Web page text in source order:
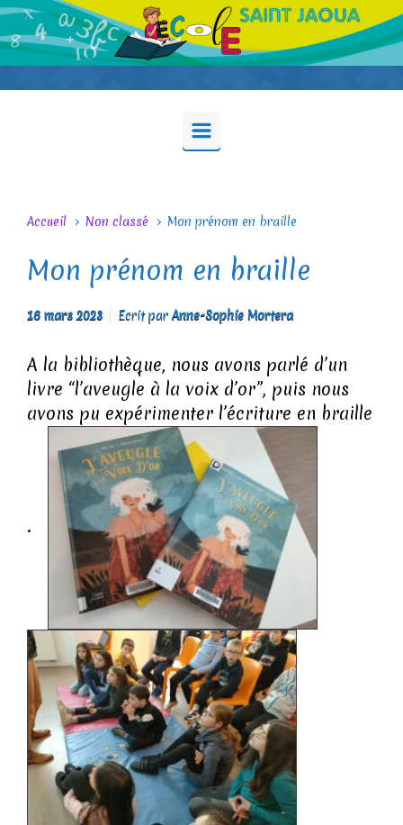
Skip to main content
Accueil Non classé Mon prénom en braille
Mon prénom en braille
16 mars 2023 Ecrit par Anne-Sophie Mortera
A la bibliothèque, nous avons parlé d’un
livre “l’aveugle à la voix d’or”, puis nous
avons pu expérimenter l’écriture en braille
.